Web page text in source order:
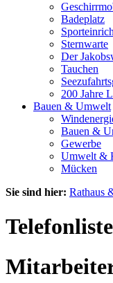
Badeplatz
Sternwarte
Der
Tauchen
200 Jahre
Bauen & Umwelt
Bauen &
Gewerbe
Umwelt &
Mücken
Sie sind hier: Rathaus
Telefonliste